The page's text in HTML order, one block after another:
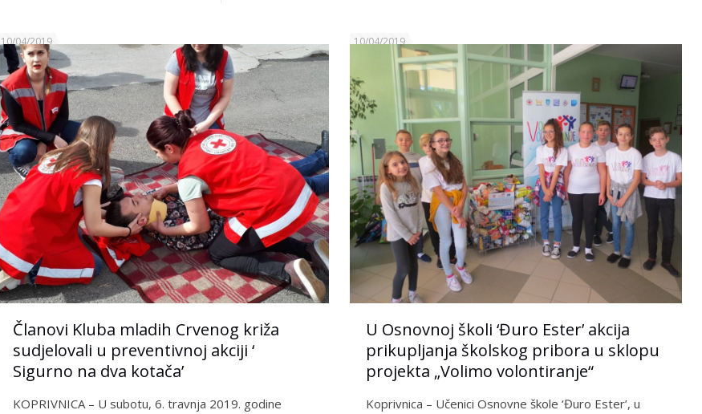
10/04/2019
Članovi Kluba mladih Crvenog križa
sudjelovali u preventivnoj akciji ‘
Sigurno na dva kotača’
KOPRIVNICA – U subotu, 6. travnja 2019. godine
10/04/2019
U Osnovnoj školi ‘Đuro Ester’ akcija
prikupljanja školskog pribora u sklopu
projekta „Volimo volontiranje“
Koprivnica – Učenici Osnovne škole ‘Đuro Ester’, u